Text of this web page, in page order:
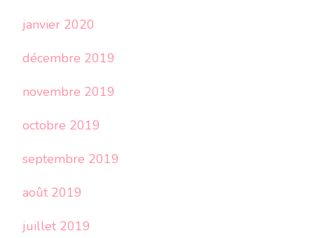
janvier 2020
décembre 2019
novembre 2019
octobre 2019
septembre 2019
août 2019
juillet 2019